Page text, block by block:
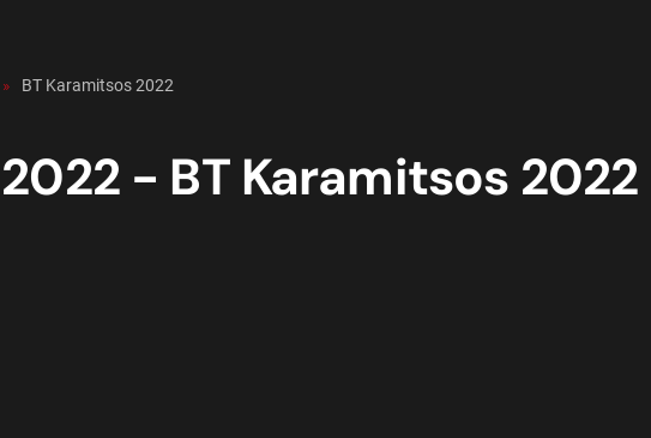
BT Karamitsos 2022
- BT Karamitsos 2022